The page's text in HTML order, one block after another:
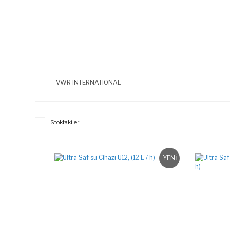
VWR INTERNATIONAL
Stoktakiler
YENİ